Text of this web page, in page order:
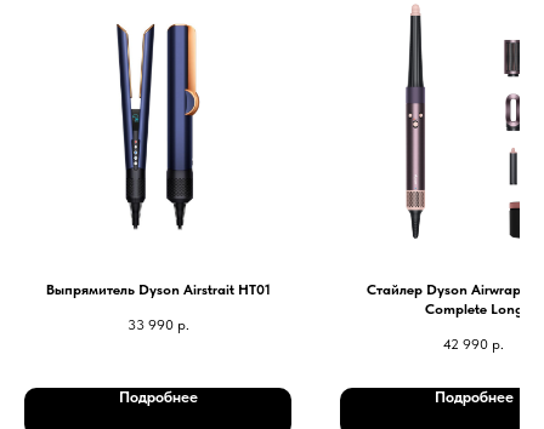
Выпрямитель Dyson Airstrait HT01
33 990 р.
Подробнее
Стайлер Dyson Airwrap ID
Complete Long
42 990 р.
Подробнее